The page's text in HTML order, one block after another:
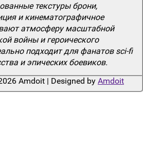
текстуры брони,
и кинематографичное
атмосферу масштабной
войны и героического
подходит для фанатов sci-fi
и эпических боевиков.
Amdoit | Designed by Amdoit